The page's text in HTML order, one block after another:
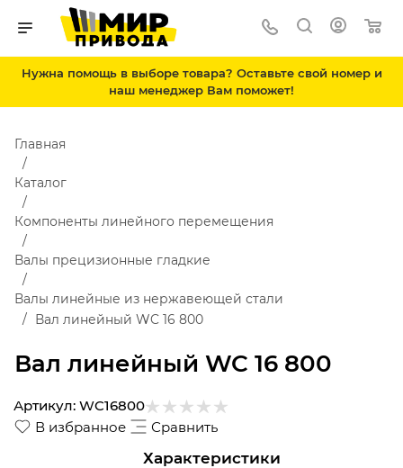
Нужна помощь в выборе товара? Оставьте свой номер и
наш менеджер Вам поможет!
Вал линейный WC 16 800
Главная
Каталог
Компоненты линейного перемещения
Валы прецизионные гладкие
Валы линейные из нержавеющей стали
Вал линейный WC 16 800
В избранное Сравнить
Артикул: WC16800
Характеристики